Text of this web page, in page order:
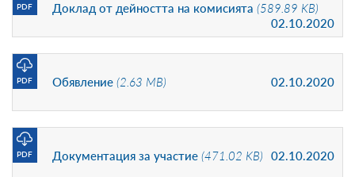
Доклад от дейността на комисията (589.89 KB)
02.10.2020
PDF
Обявление (2.63 MB) 02.10.2020
PDF
Документация за участие (471.02 KB) 02.10.2020
PDF